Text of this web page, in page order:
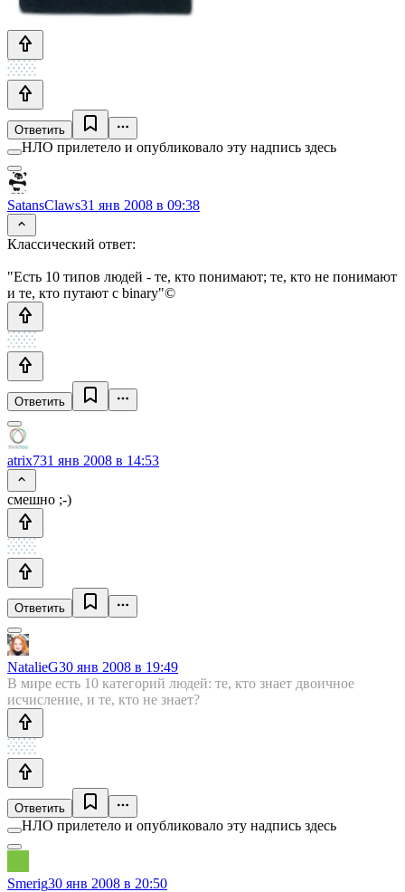
Ответить
НЛО прилетело и опубликовало эту надпись здесь
SatansClaws31 янв 2008 в 09:38
Классический ответ:
"Есть 10 типов людей - те, кто понимают; те, кто не понимают
и те, кто путают с binary"©
Ответить
atrix731 янв 2008 в 14:53
смешно ;-)
Ответить
NatalieG30 янв 2008 в 19:49
В мире есть 10 категорий людей: те, кто знает двоичное
исчисление, и те, кто не знает?
Ответить
НЛО прилетело и опубликовало эту надпись здесь
Smerig30 янв 2008 в 20:50